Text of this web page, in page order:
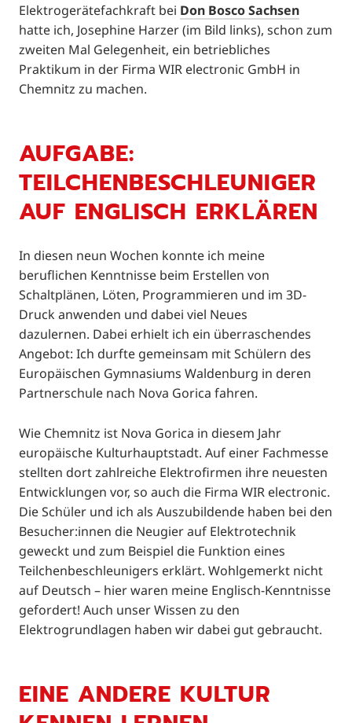
Elektrogerätefachkraft bei Don Bosco Sachsen
hatte ich, Josephine Harzer (im Bild links), schon zum
zweiten Mal Gelegenheit, ein betriebliches
Praktikum in der Firma WIR electronic GmbH in
Chemnitz zu machen.
AUFGABE:
TEILCHENBESCHLEUNIGER
AUF ENGLISCH ERKLÄREN
In diesen neun Wochen konnte ich meine
beruflichen Kenntnisse beim Erstellen von
Schaltplänen, Löten, Programmieren und im 3D-
Druck anwenden und dabei viel Neues
dazulernen. Dabei erhielt ich ein überraschendes
Angebot: Ich durfte gemeinsam mit Schülern des
Europäischen Gymnasiums Waldenburg in deren
Partnerschule nach Nova Gorica fahren.
Wie Chemnitz ist Nova Gorica in diesem Jahr
europäische Kulturhauptstadt. Auf einer Fachmesse
stellten dort zahlreiche Elektrofirmen ihre neuesten
Entwicklungen vor, so auch die Firma WIR electronic.
Die Schüler und ich als Auszubildende haben bei den
Besucher:innen die Neugier auf Elektrotechnik
geweckt und zum Beispiel die Funktion eines
Teilchenbeschleunigers erklärt. Wohlgemerkt nicht
auf Deutsch – hier waren meine Englisch-Kenntnisse
gefordert! Auch unser Wissen zu den
Elektrogrundlagen haben wir dabei gut gebraucht.
EINE ANDERE KULTUR